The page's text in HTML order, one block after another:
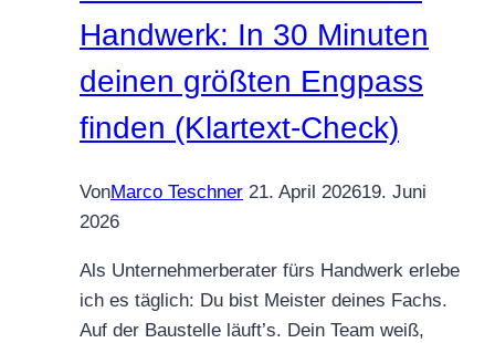
Handwerk: In 30 Minuten
deinen größten Engpass
finden (Klartext-Check)
VonMarco Teschner 21. April 202619. Juni
2026
Als Unternehmerberater fürs Handwerk erlebe
ich es täglich: Du bist Meister deines Fachs.
Auf der Baustelle läuft’s. Dein Team weiß,